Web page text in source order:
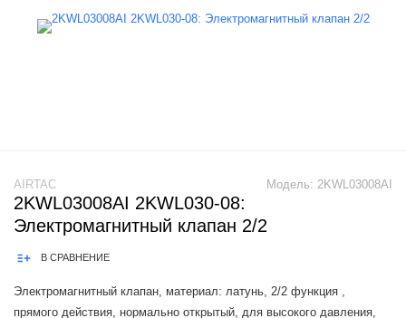
Модель: 2KWL03008AI
AIRTAC
2KWL03008AI 2KWL030-08:
Электромагнитный клапан 2/2
В СРАВНЕНИЕ
Электромагнитный клапан, материал: латунь, 2/2 функция ,
прямого действия, нормально открытый, для высокого давления,